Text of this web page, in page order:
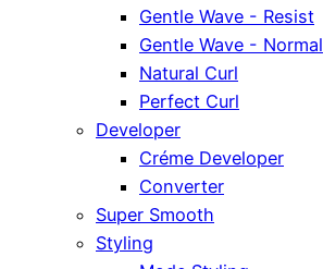
Gentle Wave - Resist
Gentle Wave - Normal
Natural Curl
Perfect Curl
Developer
Créme Developer
Converter
Super Smooth
Styling